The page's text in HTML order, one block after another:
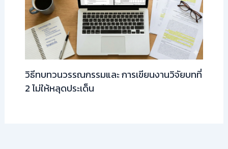
วิธีทบทวนวรรณกรรมและ การเขียนงานวิจัยบทที่
2 ไม่ให้หลุดประเด็น